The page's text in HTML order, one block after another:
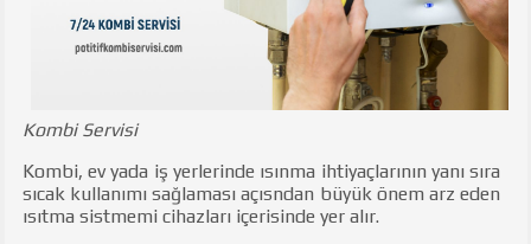
Kombi Servisi
Kombi, ev yada iş yerlerinde ısınma ihtiyaçlarının yanı sıra
sıcak kullanımı sağlaması açısndan büyük önem arz eden
ısıtma sistmemi cihazları içerisinde yer alır.